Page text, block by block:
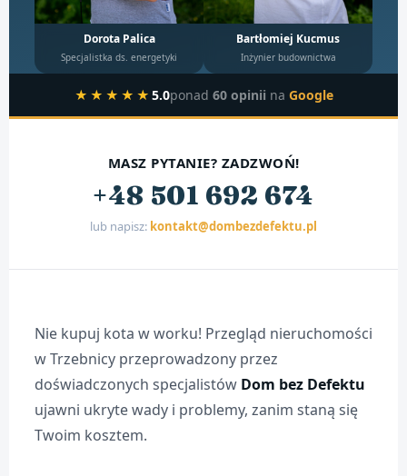
Dorota Palica
Specjalistka ds. energetyki
Bartłomiej Kucmus
Inżynier budownictwa
★★★★★ 5.0ponad 60 opinii na Google
MASZ PYTANIE? ZADZWOŃ!
+48 501 692 674
lub napisz: kontakt@dombezdefektu.pl
Nie kupuj kota w worku! Przegląd nieruchomości
w Trzebnicy przeprowadzony przez
doświadczonych specjalistów Dom bez Defektu
ujawni ukryte wady i problemy, zanim staną się
Twoim kosztem.